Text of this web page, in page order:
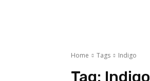
Home Tags Indigo
Tag: Indigo